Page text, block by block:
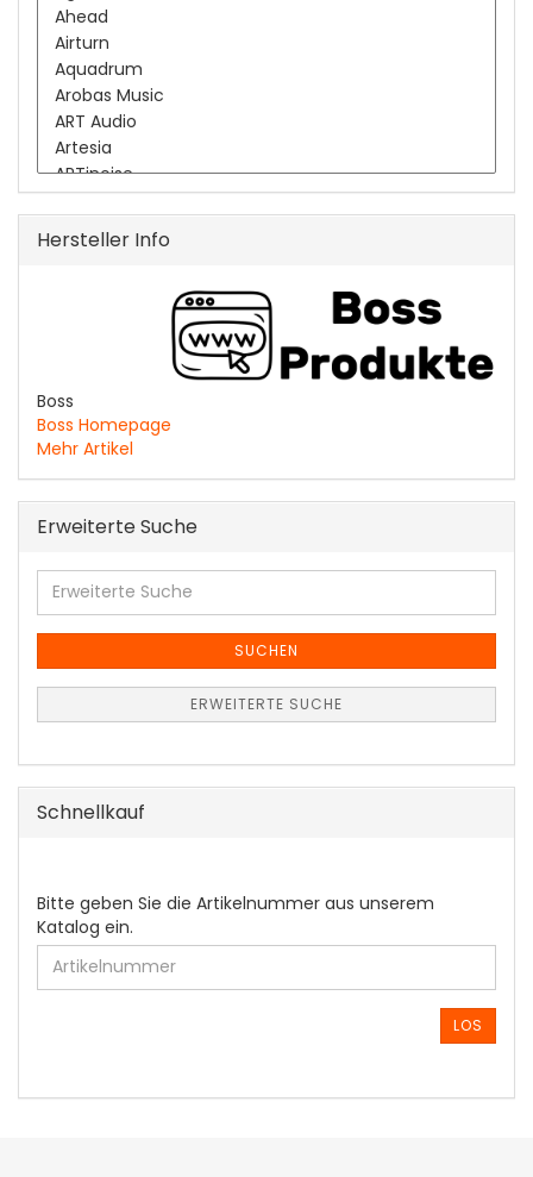
Hersteller Info
Boss
Boss Homepage
Mehr Artikel
Erweiterte Suche
Erweiterte
Suche
SUCHEN
ERWEITERTE SUCHE
Schnellkauf
BITTE
GEBEN
SIE
DIE
ARTIKELNUMMER
EIN.
Bitte geben Sie die Artikelnummer aus unserem
Katalog ein.
LOS